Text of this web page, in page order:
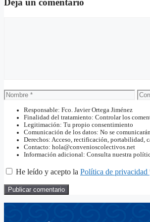
Deja un comentario
Nombre
Responsable: Fco. Javier Ortega Jiménez
Finalidad del tratamiento: Controlar los
Legitimación: Tu propio consentimiento
Comunicación de los datos: No se
Derechos: Acceso, rectificación, portabilidad,
Contacto: hola@convenioscolectivos.net
Información adicional: Consulta nuestra
He leído y acepto la Política de privacidad